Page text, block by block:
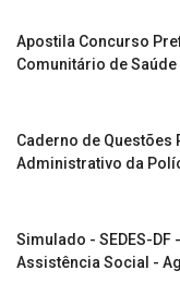
Apostila Concurso
Comunitário de Saúde
Caderno de Questões
Administrativo da
Simulado - SEDES-
Assistência Social -